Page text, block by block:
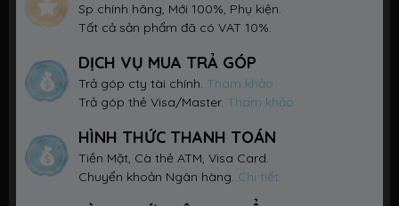
Sp chính hãng, Mới 100%, Phụ kiện.
Tất cả sản phẩm đã có VAT 10%.
DỊCH VỤ MUA TRẢ GÓP
Trả góp cty tài chính. Tham khảo
Trả góp thẻ Visa/Master. Tham khảo
HÌNH THỨC THANH TOÁN
Tiền Mặt, Cà thẻ ATM, Visa Card.
Chuyển khoản Ngân hàng. Chi tiết